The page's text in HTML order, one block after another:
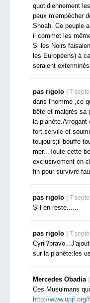
quotidiennement
peux m'empêcher
Shoah. Ce peuple
il commet les
Si les Noirs
les Européens) à
seraient
pas rigolo 7
dans l'homme ,ce
bête et malgrés sa
la planète.Arrogant
fort,servile et
toujours;il bouffe
mer...Toute cette
exclusivement en
fin pour survivre
pas rigolo 7
S'il en reste......
pas rigolo 7
sur la planète:les
Mercedes Obadia
Ces Musulmans
http://www.upjf.org/